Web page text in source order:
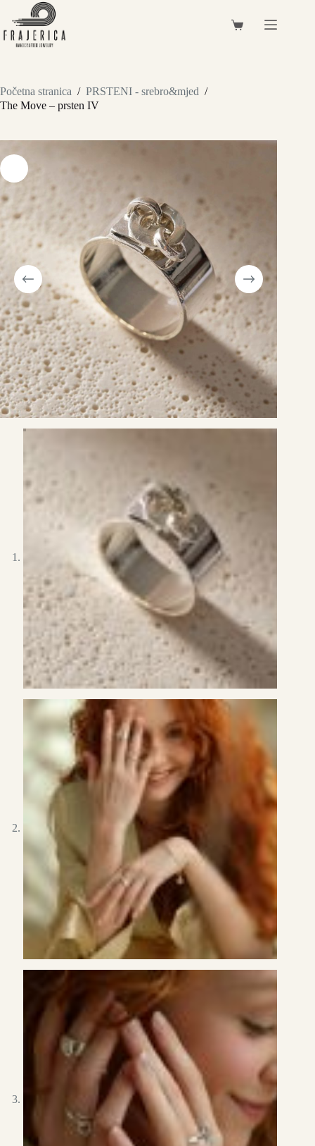
Preskoči
sadržaj
Košarica
Početna stranica / PRSTENI - srebro&mjed /
The Move – prsten IV